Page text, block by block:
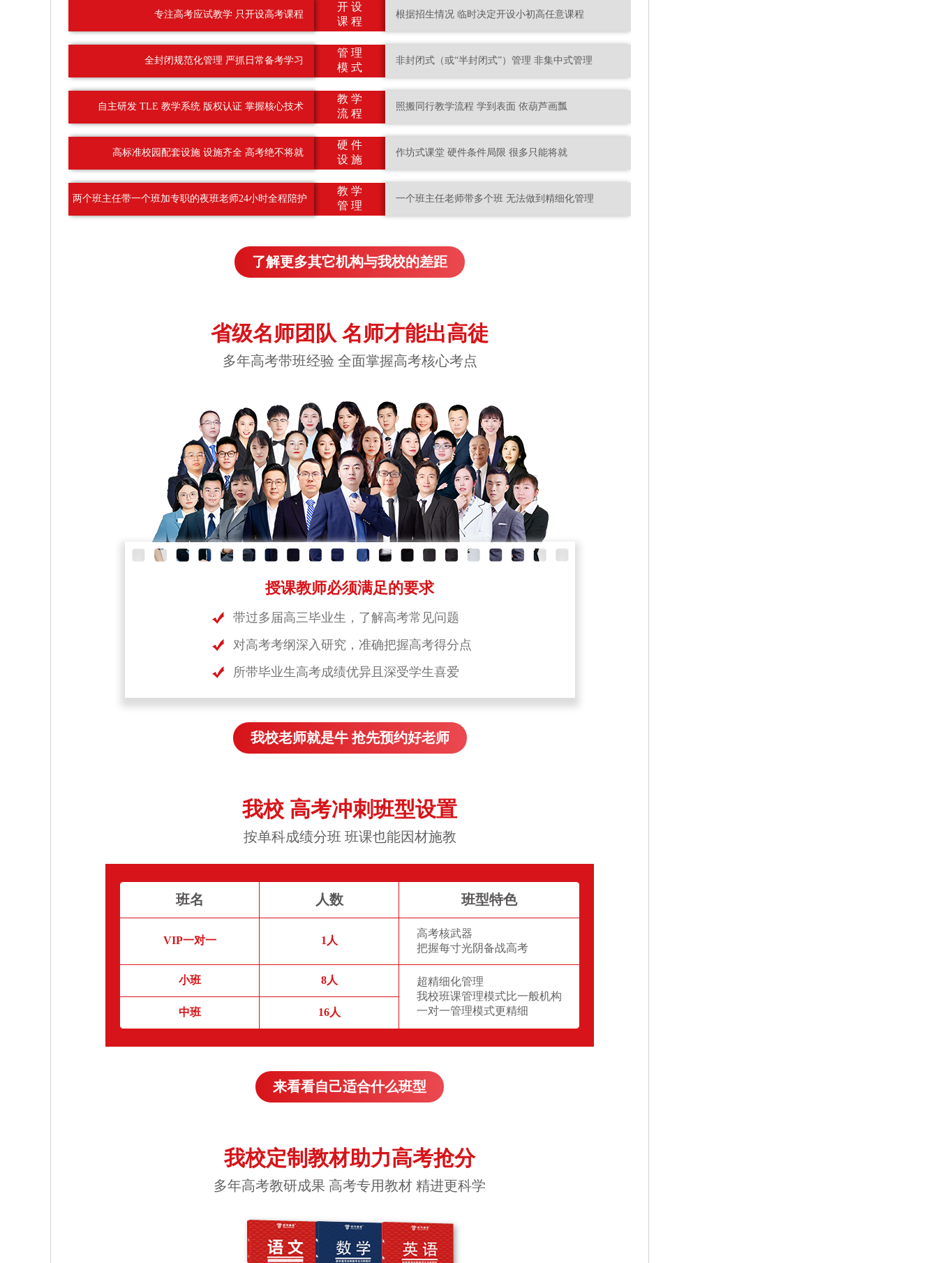
专注高考应试教学 只开设高考课程
全封闭规范化管理 严抓日常备考学习
自主研发 TLE 教学系统 版权认证 掌握核心技术
高标准校园配套设施 设施齐全 高考绝不将就
两个班主任带一个班加专职的夜班老师24小时全程陪护
开 设
课 程
管 理
模 式
教 学
流 程
硬 件
设 施
教 学
管 理
根据招生情况 临时决定开设小初高任意课程
非封闭式（或“半封闭式”）管理 非集中式管理
照搬同行教学流程 学到表面 依葫芦画瓢
作坊式课堂 硬件条件局限 很多只能将就
一个班主任老师带多个班 无法做到精细化管理
了解更多其它机构与我校的差距
省级名师团队 名师才能出高徒
多年高考带班经验 全面掌握高考核心考点
授课教师必须满足的要求
带过多届高三毕业生，了解高考常见问题
对高考考纲深入研究，准确把握高考得分点
所带毕业生高考成绩优异且深受学生喜爱
我校老师就是牛 抢先预约好老师
我校 高考冲刺班型设置
按单科成绩分班 班课也能因材施教
班名 人数 班型特色
VIP一对一 1人
高考核武器
把握每寸光阴备战高考
小班 8人
超精细化管理
我校班课管理模式比一般机构
一对一管理模式更精细
中班 16人
来看看自己适合什么班型
我校定制教材助力高考抢分
多年高考教研成果 高考专用教材 精进更科学